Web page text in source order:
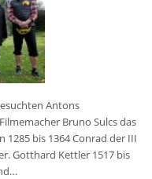
Antons
Bruno Sulcs das
bis 1364 Conrad der III
Gotthard Kettler 1517 bis